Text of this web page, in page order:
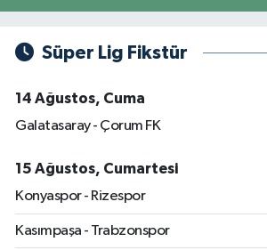
Süper Lig Fikstür
14 Ağustos, Cuma
Galatasaray - Çorum FK
15 Ağustos, Cumartesi
Konyaspor - Rizespor
Kasımpaşa - Trabzonspor